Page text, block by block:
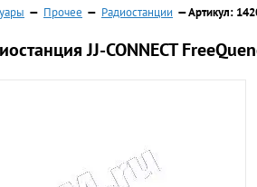
— Прочее — Радиостанции — Артикул:
JJ-CONNECT